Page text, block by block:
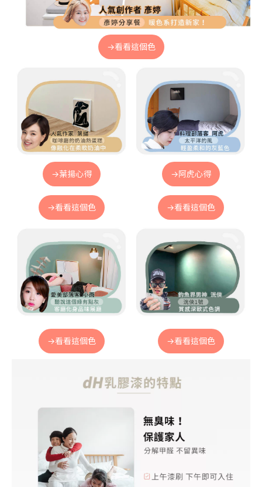
→看看這個色
→葉揚心得
→看看這個色
→阿虎心得
→看看這個色
→看看這個色 →看看這個色